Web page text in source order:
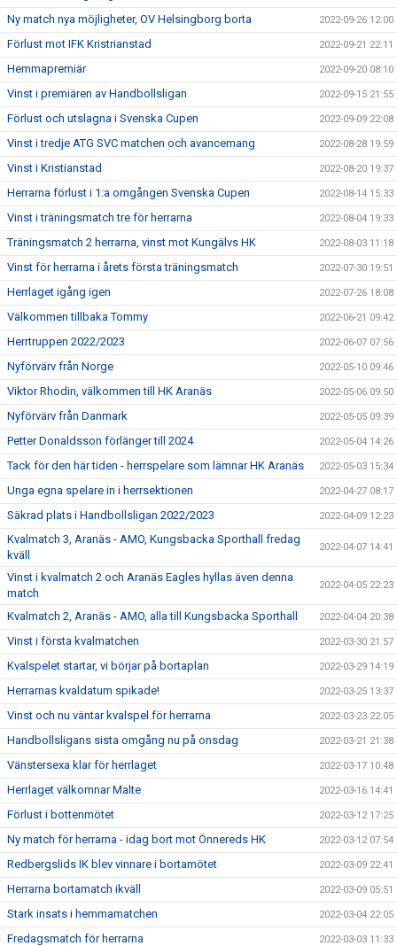
Ny match nya möjligheter, OV Helsingborg borta 2022-09-26 12:00
Förlust mot IFK Kristrianstad 2022-09-21 22:11
Hemmapremiär 2022-09-20 08:10
Vinst i premiären av Handbollsligan 2022-09-15 21:55
Förlust och utslagna i Svenska Cupen 2022-09-09 22:08
Vinst i tredje ATG SVC matchen och avancemang 2022-08-28 19:59
Vinst i Kristianstad 2022-08-20 19:37
Herrarna förlust i 1:a omgången Svenska Cupen 2022-08-14 15:33
Vinst i träningsmatch tre för herrarna 2022-08-04 19:33
Träningsmatch 2 herrarna, vinst mot Kungälvs HK 2022-08-03 11:18
Vinst för herrarna i årets första träningsmatch 2022-07-30 19:51
Herrlaget igång igen 2022-07-26 18:08
Välkommen tillbaka Tommy 2022-06-21 09:42
Herrtruppen 2022/2023 2022-06-07 07:56
Nyförvärv från Norge 2022-05-10 09:46
Viktor Rhodin, välkommen till HK Aranäs 2022-05-06 09:50
Nyförvärv från Danmark 2022-05-05 09:39
Petter Donaldsson förlänger till 2024 2022-05-04 14:26
Tack för den här tiden - herrspelare som lämnar HK Aranäs 2022-05-03 15:34
Unga egna spelare in i herrsektionen 2022-04-27 08:17
Säkrad plats i Handbollsligan 2022/2023 2022-04-09 12:23
Kvalmatch 3, Aranäs - AMO, Kungsbacka Sporthall fredag
kväll
2022-04-07 14:41
Vinst i kvalmatch 2 och Aranäs Eagles hyllas även denna
match
2022-04-05 22:23
Kvalmatch 2, Aranäs - AMO, alla till Kungsbacka Sporthall 2022-04-04 20:38
Vinst i första kvalmatchen 2022-03-30 21:57
Kvalspelet startar, vi börjar på bortaplan 2022-03-29 14:19
Herrarnas kvaldatum spikade! 2022-03-25 13:37
Vinst och nu väntar kvalspel för herrarna 2022-03-23 22:05
Handbollsligans sista omgång nu på onsdag 2022-03-21 21:38
Vänstersexa klar för herrlaget 2022-03-17 10:48
Herrlaget välkomnar Malte 2022-03-16 14:41
Förlust i bottenmötet 2022-03-12 17:25
Ny match för herrarna - idag bort mot Önnereds HK 2022-03-12 07:54
Redbergslids IK blev vinnare i bortamötet 2022-03-09 22:41
Herrarna bortamatch ikväll 2022-03-09 05:51
Stark insats i hemmamatchen 2022-03-04 22:05
Fredagsmatch för herrarna 2022-03-03 11:33